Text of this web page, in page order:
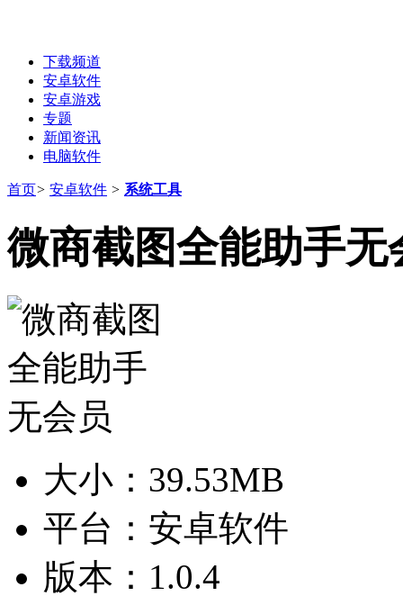
下载频道
安卓软件
安卓游戏
专题
新闻资讯
电脑软件
首页> 安卓软件 > 系统工具
微商截图全能助手无
大小： 39.53MB
平台： 安卓软件
版本： 1.0.4